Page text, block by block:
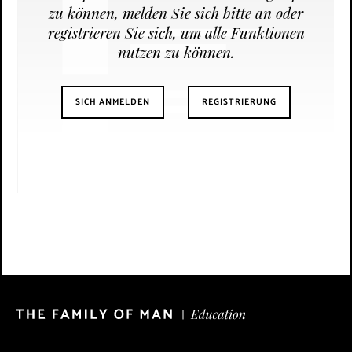
zusammensetzen.
zu können, melden Sie sich bitte an oder
registrieren Sie sich, um alle Funktionen
nutzen zu können.
SICH ANMELDEN REGISTRIERUNG